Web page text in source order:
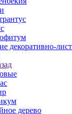
декоративно-
дерево